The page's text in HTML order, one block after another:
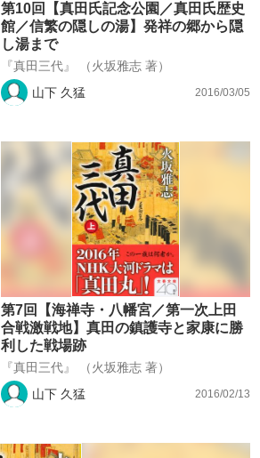
第10回【真田氏記念公園／真田氏歴史
館／信繁の隠しの湯】発祥の郷から隠
し湯まで
『真田三代』 （火坂雅志 著）
山下 久猛
2016/03/05
第7回【海禅寺・八幡宮／第一次上田
合戦激戦地】真田の鎮護寺と家康に勝
利した戦場跡
『真田三代』 （火坂雅志 著）
山下 久猛
2016/02/13